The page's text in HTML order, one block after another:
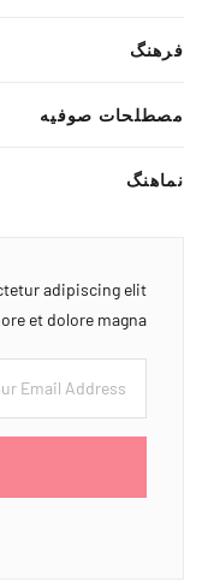
فرهنگ
مصطلحات صوفیه
نماهنگ
adipiscing elit
et dolore magna